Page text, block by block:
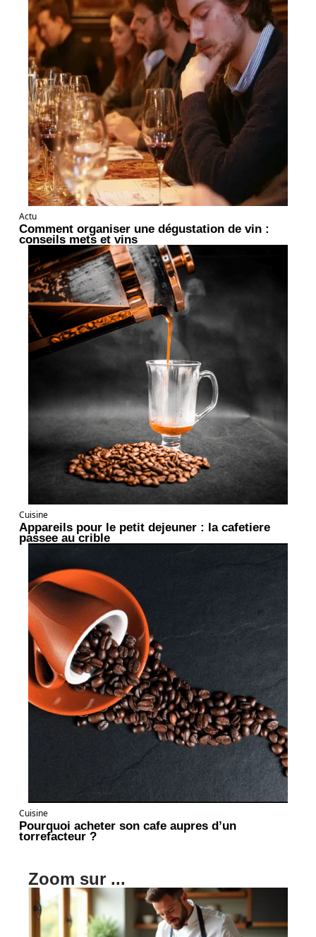
Actu
Comment organiser une dégustation de vin :
conseils mets et vins
Cuisine
Appareils pour le petit dejeuner : la cafetiere
passee au crible
Cuisine
Pourquoi acheter son cafe aupres d’un
torrefacteur ?
Zoom sur ...